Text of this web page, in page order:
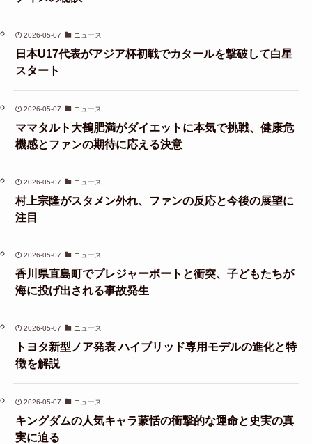
2026-05-07 ニュース
日本U17代表がアジア杯初戦でカタールを撃破して白星
スタート
2026-05-07 ニュース
ママタルト大鶴肥満がダイエットに本気で挑戦、健康危
機感とファンの期待に応える決意
2026-05-07 ニュース
村上宗隆がスタメン外れ、ファンの反応と今後の展望に
注目
2026-05-07 ニュース
香川県直島町でプレジャーボートと衝突、子どもたちが
海に投げ出される事故発生
2026-05-07 ニュース
トヨタ新型ノア発表 ハイブリッド専用モデルの進化と特
徴を解説
2026-05-07 ニュース
キングダムの人気キャラ蒙恬の衝撃的な運命と史実の真
実に迫る